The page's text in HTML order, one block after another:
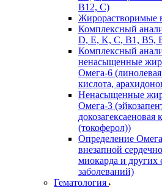
В12, С)
Жирорастворимые
Комплексный
D, E, K, C, B1, B5,
Комплексный
ненасыщенные
Омега-6
кислота,
Ненасыщенные
Омега-3
(токоферол))
Определение
внезапной
миокарда и других
заболеваний)
Гематология